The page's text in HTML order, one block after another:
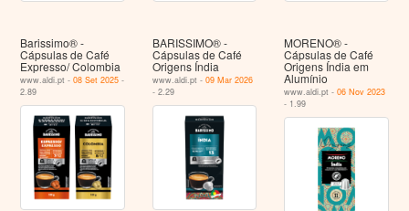
Barissimo® -
Cápsulas de Café
Expresso/ Colombia
www.aldi.pt -08 Set 2025 -
2.89
BARISSIMO® -
Cápsulas de Café
Origens Índia
www.aldi.pt - 09 Mar 2026
- 2.29
MORENO® -
Cápsulas de Café
Origens Índia em
Alumínio
www.aldi.pt -06 Nov 2023
- 1.99